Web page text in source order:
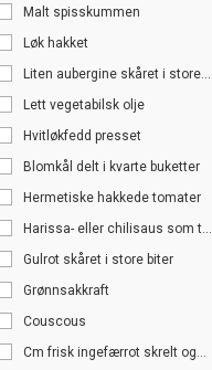
Malt spisskummen
Løk hakket
Liten aubergine skåret i store...
Lett vegetabilsk olje
Hvitløkfedd presset
Blomkål delt i kvarte buketter
Hermetiske hakkede tomater
Harissa- eller chilisaus som t...
Gulrot skåret i store biter
Grønnsakkraft
Couscous
Cm frisk ingefærrot skrelt og...